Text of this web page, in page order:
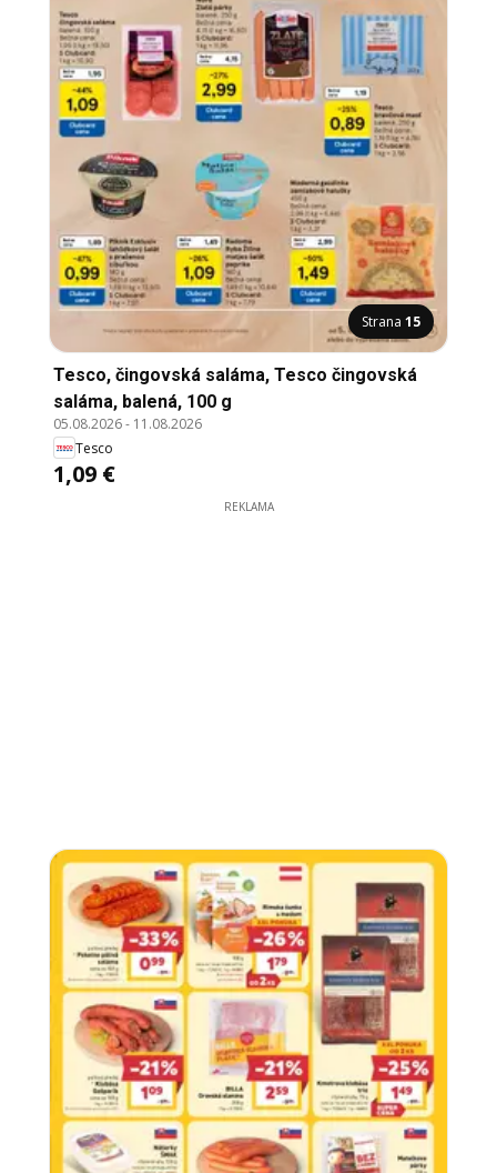
Strana 15
Tesco, čingovská saláma, Tesco čingovská
saláma, balená, 100 g
05.08.2026- 11.08.2026
Tesco
1,09 €
REKLAMA